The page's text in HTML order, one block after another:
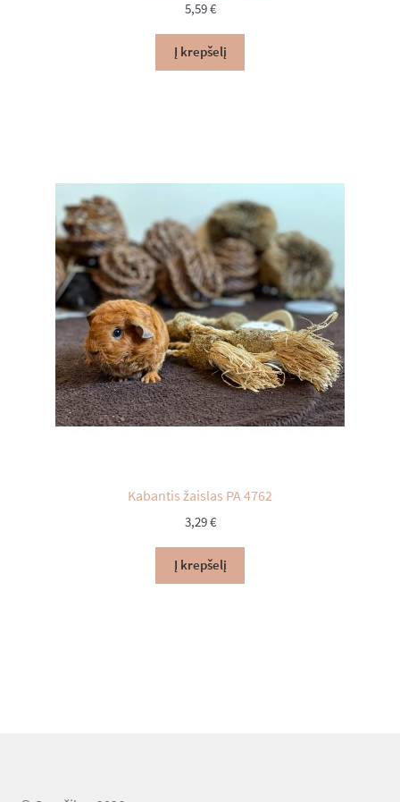
5,59€
Į krepšelį
Kabantis žaislas PA 4762
3,29€
Į krepšelį